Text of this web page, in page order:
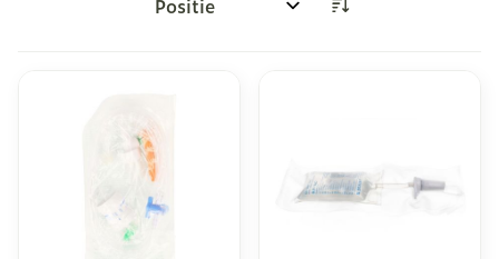
Sorteer op: